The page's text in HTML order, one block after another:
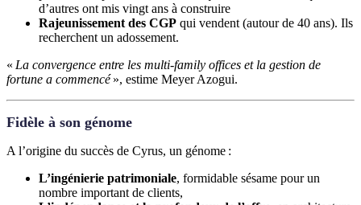
d’autres ont mis vingt ans à construire
Rajeunissement des CGP qui vendent (autour de 40 ans). Ils
recherchent un adossement.
« La convergence entre les multi-family offices et la gestion de
fortune a commencé», estime Meyer Azogui.
Fidèle à son génome
A l’origine du succès de Cyrus, un génome :
L’ingénierie patrimoniale, formidable sésame pour un
nombre important de clients,